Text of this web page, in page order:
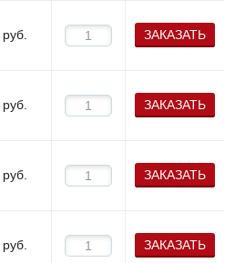
руб. ЗАКАЗАТЬ
руб. ЗАКАЗАТЬ
руб. ЗАКАЗАТЬ
руб. ЗАКАЗАТЬ